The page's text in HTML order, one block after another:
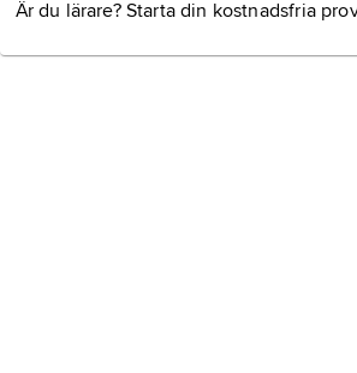
Är du lärare? Starta din kostnadsfria